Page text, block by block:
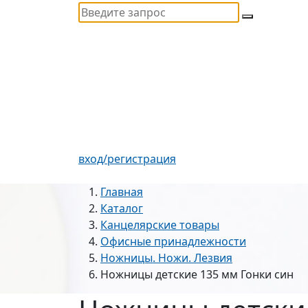
вход/регистрация
Главная
Каталог
Канцелярские товары
Офисные принадлежности
Ножницы. Ножи. Лезвия
Ножницы детские 135 мм Гонки син